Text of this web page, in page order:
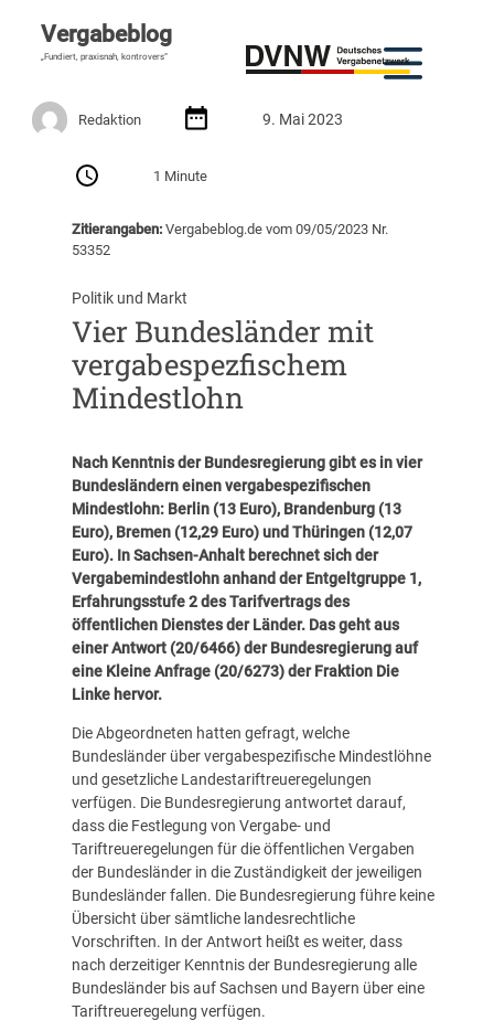
Vergabeblog
„Fundiert, praxisnah, kontrovers“
Redaktion 9. Mai 2023
1 Minute
Zitierangaben:Vergabeblog.de vom 09/05/2023 Nr.
53352
Politik und Markt
Vier Bundesländer mit
vergabespezfischem
Mindestlohn
Nach Kenntnis der Bundesregierung gibt es in vier
Bundesländern einen vergabespezifischen
Mindestlohn: Berlin (13 Euro), Brandenburg (13
Euro), Bremen (12,29 Euro) und Thüringen (12,07
Euro). In Sachsen-Anhalt berechnet sich der
Vergabemindestlohn anhand der Entgeltgruppe 1,
Erfahrungsstufe 2 des Tarifvertrags des
öffentlichen Dienstes der Länder. Das geht aus
einer Antwort (20/6466) der Bundesregierung auf
eine Kleine Anfrage (20/6273) der Fraktion Die
Linke hervor.
Die Abgeordneten hatten gefragt, welche
Bundesländer über vergabespezifische Mindestlöhne
und gesetzliche Landestariftreueregelungen
verfügen. Die Bundesregierung antwortet darauf,
dass die Festlegung von Vergabe- und
Tariftreueregelungen für die öffentlichen Vergaben
der Bundesländer in die Zuständigkeit der jeweiligen
Bundesländer fallen. Die Bundesregierung führe keine
Übersicht über sämtliche landesrechtliche
Vorschriften. In der Antwort heißt es weiter, dass
nach derzeitiger Kenntnis der Bundesregierung alle
Bundesländer bis auf Sachsen und Bayern über eine
Tariftreueregelung verfügen.